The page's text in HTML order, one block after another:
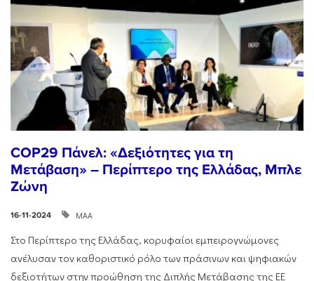
COP29 Πάνελ: «Δεξιότητες για τη
Μετάβαση» – Περίπτερο της Ελλάδας, Μπλε
Ζώνη
16-11-2024 ΜΑΑ
Στο Περίπτερο της Ελλάδας, κορυφαίοι εμπειρογνώμονες
ανέλυσαν τον καθοριστικό ρόλο των πράσινων και ψηφιακών
δεξιοτήτων στην προώθηση της Διπλής Μετάβασης της ΕΕ